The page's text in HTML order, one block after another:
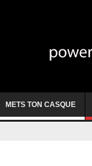
METS TON CASQUE